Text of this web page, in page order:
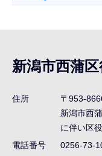
ナ
ビ
ゲ
ョ
新潟市西蒲
住所
〒953-
新潟市西
に伴い区
電話番号
0256-73-